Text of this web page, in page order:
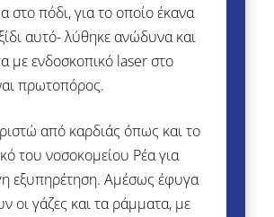
στο πόδι, για το οποίο έκανα
αυτό- λύθηκε ανώδυνα και
με ενδοσκοπικό laser στο
πρωτοπόρος.
από καρδιάς όπως και το
του νοσοκομείου Ρέα για
εξυπηρέτηση. Αμέσως έφυγα
οι γάζες και τα ράμματα, με